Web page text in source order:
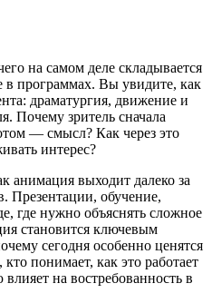
на самом деле складывается
программах. Вы увидите, как
драматургия, движение и
Почему зритель сначала
— смысл? Как через это
интерес?
анимация выходит далеко за
Презентации, обучение,
где нужно объяснять сложное
становится ключевым
сегодня особенно ценятся
кто понимает, как это работает
на востребованность в